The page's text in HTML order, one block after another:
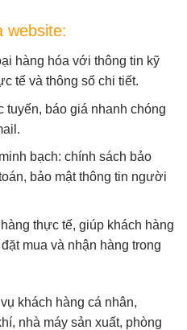
website:
hàng hóa với thông tin kỹ
tế và thông số chi tiết.
tuyến, báo giá nhanh chóng
bạch: chính sách bảo
bảo mật thông tin người
thực tế, giúp khách hàng
mua và nhận hàng trong
khách hàng cá nhân,
nhà máy sản xuất, phòng